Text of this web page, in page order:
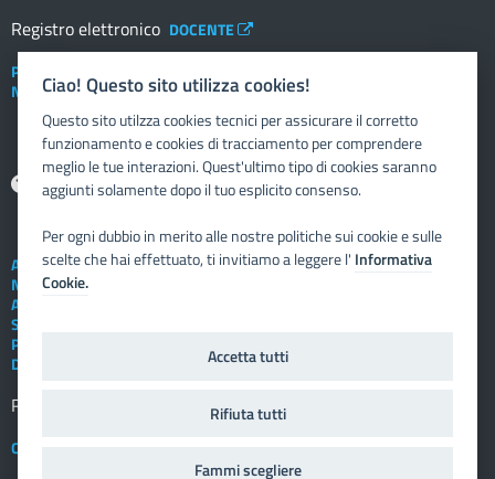
Registro elettronico DOCENTE
Posta elettronica istituzionale
Nuovo sportello dipendente
Aiuto
Assistenza tecnica
Note legali
Albo telematico
Social Media Policy
Privacy
Dichiarazione di accessibilità
Registro elettronico
FAMIGLIA
Crediti
Ciao! Questo sito utilizza cookies!
Questo sito utilzza cookies tecnici per assicurare il corretto
funzionamento e cookies di tracciamento per comprendere
meglio le tue interazioni. Quest'ultimo tipo di cookies saranno
aggiunti solamente dopo il tuo esplicito consenso.
Per ogni dubbio in merito alle nostre politiche sui cookie e sulle
scelte che hai effettuato, ti invitiamo a leggere l' Informativa
Cookie.
Accetta tutti
Rifiuta tutti
Fammi scegliere